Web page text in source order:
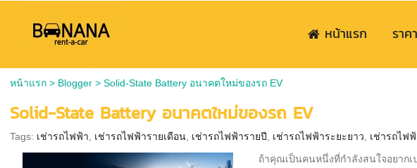
หน้าแรก ราคา
หน้าแรก> Blogger> Solid-State Battery อนาคตใหม่ของรถ EV
Solid-State Battery อนาคตใหม่ของรถ EV
Tags: เช่ารถไฟฟ้า เช่ารถไฟฟ้ารายเดือน เช่ารถไฟฟ้ารายปี เช่ารถไฟฟ้าระยะยาว เช่ารถไฟ
ถ้าคุณเป็นคนหนึ่งที่กำลังสนใจอยากเ